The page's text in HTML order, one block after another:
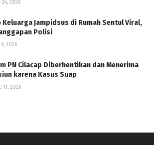
24, 2026
Keluarga Jampidsus di Rumah Sentul Viral,
Polisi
9, 2026
PN Cilacap Diberhentikan dan Menerima
karena Kasus Suap
11, 2026